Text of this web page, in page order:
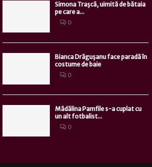
Simona Traşcă, uimită de bătaia
pe care a...
0
Bianca Drăguşanu face paradă în
costume de baie
0
Mădălina Pamfile s-a cuplat cu
un alt fotbalist...
0